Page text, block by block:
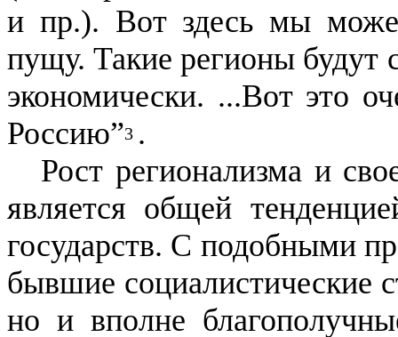
и пр.). Вот здесь мы
пущу. Такие регионы будут
экономически. ...Вот это
Россию”3 .
Рост регионализма и
является общей
государств. С подобными
бывшие социалистические
но и вполне